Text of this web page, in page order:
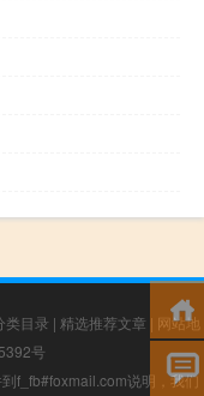
类目录 | 精选推荐文章 | 网站地
号
f_fb#foxmail.com说明，我们